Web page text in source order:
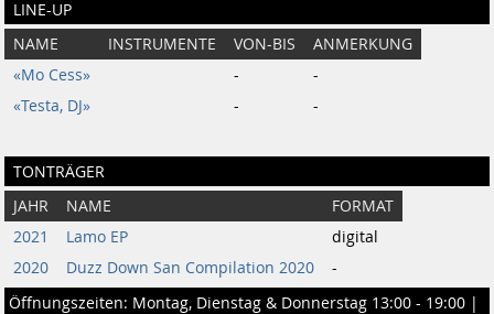
LINE-UP
NAME INSTRUMENTE VON-BIS
ANMERKUNG
«Mo Cess»
-
-
«Testa, DJ»
- -
TONTRÄGER
JAHR NAME
FORMAT
2021
Lamo EP
digital
2020
Duzz Down San Compilation 2020
-
Öffnungszeiten: Montag, Dienstag & Donnerstag 13:00 - 19:00 |